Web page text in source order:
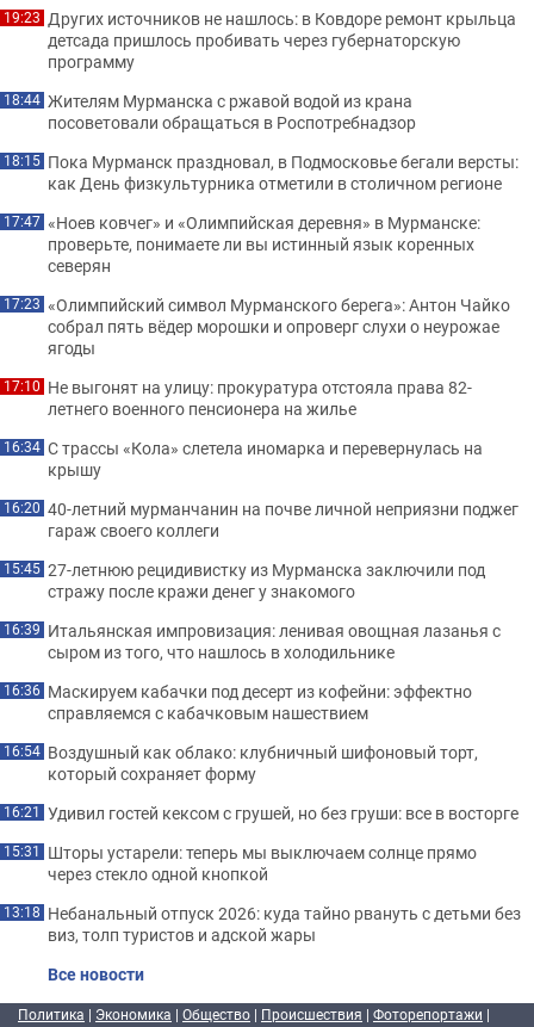
19:23 Других источников не нашлось: в Ковдоре ремонт крыльца
детсада пришлось пробивать через губернаторскую
программу
18:44 Жителям Мурманска с ржавой водой из крана
посоветовали обращаться в Роспотребнадзор
18:15 Пока Мурманск праздновал, в Подмосковье бегали версты:
как День физкультурника отметили в столичном регионе
17:47 «Ноев ковчег» и «Олимпийская деревня» в Мурманске:
проверьте, понимаете ли вы истинный язык коренных
северян
17:23 «Олимпийский символ Мурманского берега»: Антон Чайко
собрал пять вёдер морошки и опроверг слухи о неурожае
ягоды
17:10 Не выгонят на улицу: прокуратура отстояла права 82-
летнего военного пенсионера на жилье
16:34 С трассы «Кола» слетела иномарка и перевернулась на
крышу
16:20 40-летний мурманчанин на почве личной неприязни поджег
гараж своего коллеги
15:45 27-летнюю рецидивистку из Мурманска заключили под
стражу после кражи денег у знакомого
16:39 Итальянская импровизация: ленивая овощная лазанья с
сыром из того, что нашлось в холодильнике
16:36 Маскируем кабачки под десерт из кофейни: эффектно
справляемся с кабачковым нашествием
16:54 Воздушный как облако: клубничный шифоновый торт,
который сохраняет форму
16:21 Удивил гостей кексом с грушей, но без груши: все в восторге
15:31 Шторы устарели: теперь мы выключаем солнце прямо
через стекло одной кнопкой
13:18 Небанальный отпуск 2026: куда тайно рвануть с детьми без
виз, толп туристов и адской жары
Все новости
Политика | Экономика | Общество | Происшествия | Фоторепортажи |